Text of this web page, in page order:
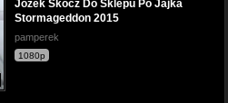
Józek Skocz Do Sklepu Po Jajka
Stormageddon 2015
pamperek
1080p